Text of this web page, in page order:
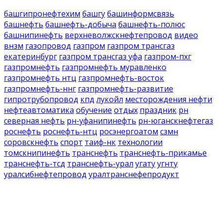
башгипронефтехим башгубашинформсвязь
башнефть башнефть-добыча башнефть-полюс
башнипинефть верхневолжскнефтепровод видео
внзм газопровод газпром газпром трансгаз
екатеринбург газпром трансгаз уфа газпром-пхг
газпромнефть газпромнефть муравленко
газпромнефть нтц газпромнефть-восток
газпромнефть-ннг газпромнефть-развитие
гипротрубопровод кпд лукойл месторождения нефти
нефтеавтоматика обучение отдых праздник рн
северная нефть рн-уфанипинефть рн-юганскнефтегаз
роснефть роснефть-нтц росэнергоатом сзмн
соровскнефть спорт таиф-нк технологии
томскнипинефть транснефть транснефть-прикамье
транснефть-тсд транснефть-урал угатуугнту
уралсибнефтепровод уралтранснефепродукт